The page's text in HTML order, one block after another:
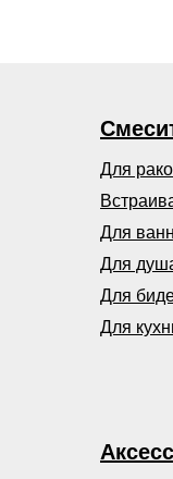
Для
Для
Для
Для
Для